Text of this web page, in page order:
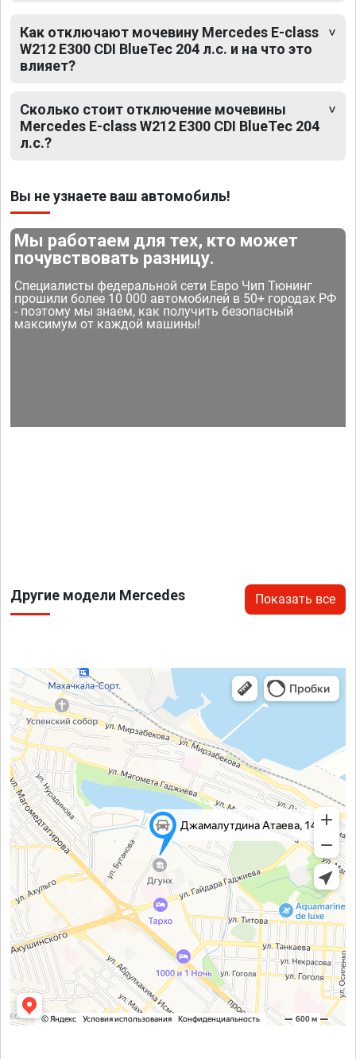
Как отключают мочевину Mercedes E-class
W212 E300 CDI BlueTec 204 л.с. и на что это
влияет?
Сколько стоит отключение мочевины
Mercedes E-class W212 E300 CDI BlueTec 204
л.с.?
Вы не узнаете ваш автомобиль!
Мы работаем для тех, кто может
почувствовать разницу.
Специалисты федеральной сети Евро Чип Тюнинг
прошили более 10 000 автомобилей в 50+ городах РФ
- поэтому мы знаем, как получить безопасный
максимум от каждой машины!
Другие модели Mercedes Показать все